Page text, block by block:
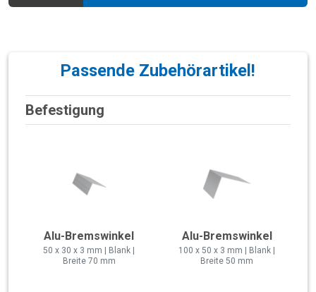
Passende Zubehörartikel!
Befestigung
Alu-Bremswinkel
50 x 30 x 3 mm | Blank |
Breite 70 mm
Alu-Bremswinkel
100 x 50 x 3 mm | Blank |
Breite 50 mm